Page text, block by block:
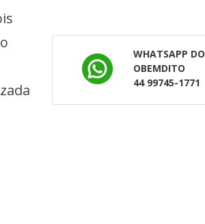
WHATSAPP DO
OBEMDITO
44 99745-1771